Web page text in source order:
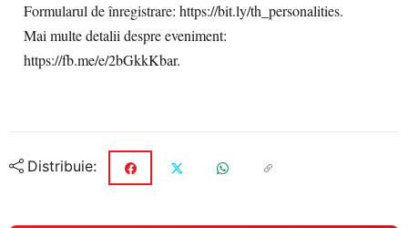
Formularul de înregistrare: https://bit.ly/th_personalities.
Mai multe detalii despre eveniment:
https://fb.me/e/2bGkkKbar.
Distribuie: